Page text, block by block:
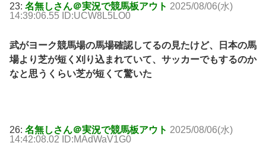
23: 名無しさん＠実況で競馬板アウト 2025/08/06(水)
14:39:06.55 ID:UCW8L5LO0
武がヨーク競馬場の馬場確認してるの見たけど、日本の馬
場より芝が短く刈り込まれていて、サッカーでもするのか
なと思うくらい芝が短くて驚いた
26: 名無しさん＠実況で競馬板アウト 2025/08/06(水)
14:42:08.02 ID:MAdWaV1G0